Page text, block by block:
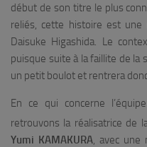
début de son titre le plus
reliés, cette histoire est une
Daisuke Higashida. Le
puisque suite à la faillite de la
un petit boulot et rentrera
En ce qui concerne
retrouvons la réalisatrice de
Yumi KAMAKURA, avec une